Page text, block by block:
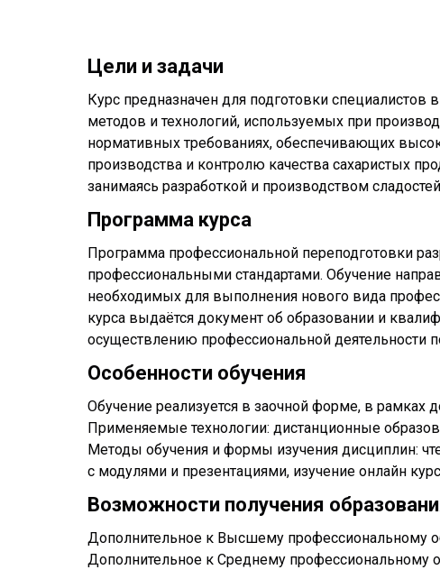
Цели и задачи
Курс предназначен для подготовки специалистов
методов и технологий, используемых при
нормативных требованиях, обеспечивающих
производства и контролю качества сахаристых
занимаясь разработкой и производством
Программа курса
Программа профессиональной переподготовки
профессиональными стандартами. Обучение
необходимых для выполнения нового вида
курса выдаётся документ об образовании и
осуществлению профессиональной деятельности
Особенности обучения
Обучение реализуется в заочной форме, в рамках
Применяемые технологии: дистанционные
Методы обучения и формы изучения дисциплин:
с модулями и презентациями, изучение онлайн
Возможности получения
Дополнительное к Высшему профессиональному
Дополнительное к Среднему профессиональному